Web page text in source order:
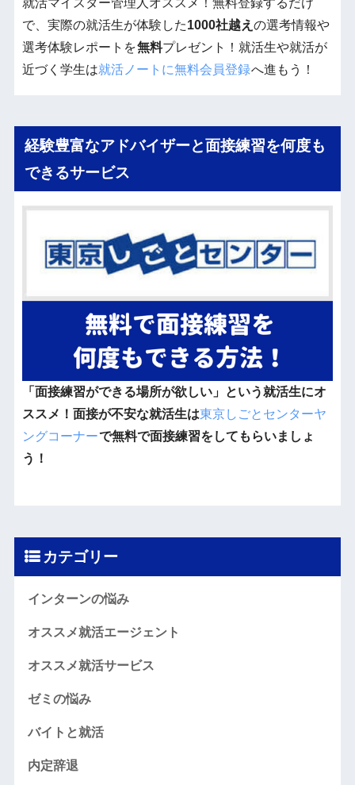
就活マイスター管理人オススメ！無料登録するだけ
で、実際の就活生が体験した1000社越え の選考情報や
選考体験レポートを無料プレゼント！就活生や就活が
近づく学生は就活ノートに無料会員登録へ進もう！
経験豊富なアドバイザーと面接練習を何度も
できるサービス
「面接練習ができる場所が欲しい」という就活生にオ
ススメ！面接が不安な就活生は東京しごとセンターヤ
ングコーナーで無料で面接練習をしてもらいましょ
う！
カテゴリー
インターンの悩み
オススメ就活エージェント
オススメ就活サービス
ゼミの悩み
バイトと就活
内定辞退